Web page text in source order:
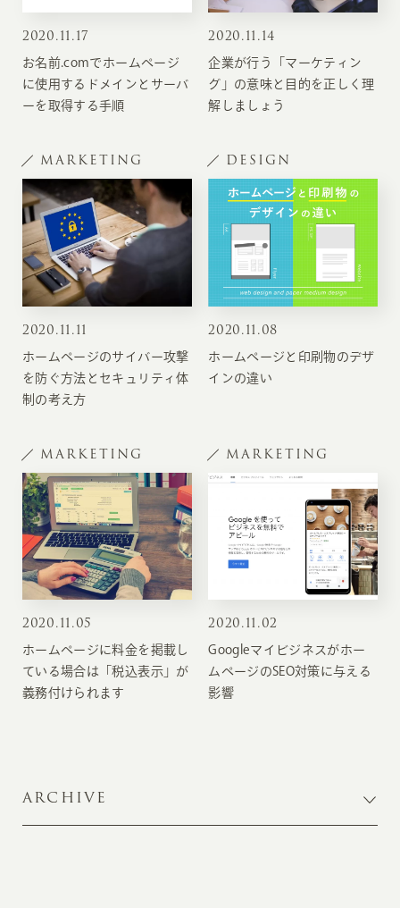
2020.11.17
お名前.comでホームページ
に使用するドメインとサーバ
ーを取得する手順
2020.11.14
企業が行う「マーケティン
グ」の意味と目的を正しく理
解しましょう
MARKETING
2020.11.11
ホームページのサイバー攻撃
を防ぐ方法とセキュリティ体
制の考え方
DESIGN
2020.11.08
ホームページと印刷物のデザ
インの違い
MARKETING
2020.11.05
ホームページに料金を掲載し
ている場合は「税込表示」が
義務付けられます
MARKETING
2020.11.02
Googleマイビジネスがホー
ムページのSEO対策に与える
影響
ARCHIVE